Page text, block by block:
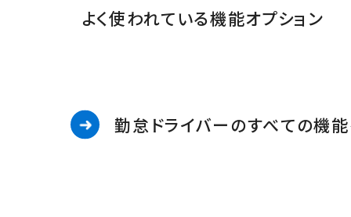
よく使われている機能オプション
勤怠ドライバーのすべての機